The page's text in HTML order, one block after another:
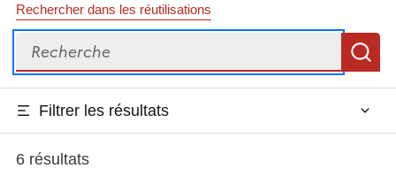
Rechercher dans les réutilisations
Recherche
Filtrer les résultats
6 résultats